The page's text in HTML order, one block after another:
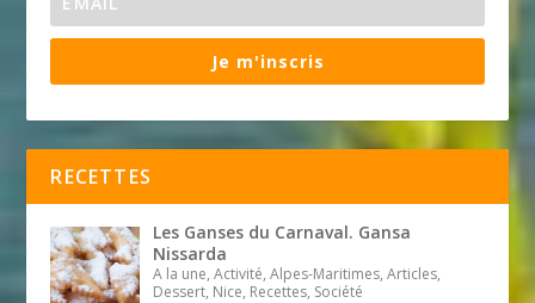
Je m'inscris
RECETTES
Les Ganses du Carnaval. Gansa
Nissarda
A la une, Activité, Alpes-Maritimes, Articles,
Dessert, Nice, Recettes, Société